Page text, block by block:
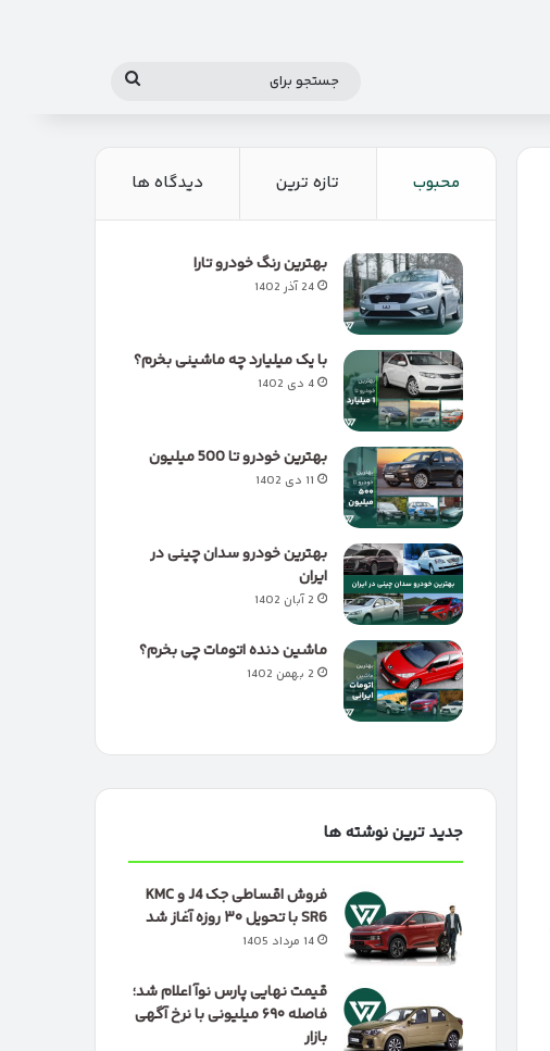
جستجو
محبوب تازه ترین دیدگاه ها
بهترین رنگ خودرو تارا
24 آذر 1402
با یک میلیارد چه ماشینی بخرم؟
4 دی 1402
بهترین خودرو تا 500 میلیون
11 دی 1402
بهترین خودرو سدان چینی در
ایران
2 آبان 1402
ماشین دنده اتومات چی بخرم؟
2 بهمن 1402
جدید ترین نوشته ها
فروش اقساطی جک J4 و KMC
SR6 با تحویل ۳۰ روزه آغاز شد
14 مرداد 1405
قیمت نهایی پارس نوآ اعلام شد؛
فاصله ۶۹۰ میلیونی با نرخ آگهی
بازار